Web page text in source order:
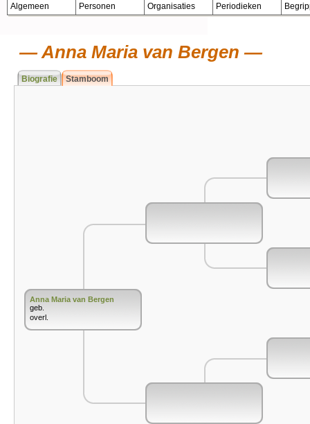
Algemeen Personen Organisaties Periodieken
Anna Maria van Bergen
Biografie Stamboom
Anna Maria van Bergen
geb.
overl.